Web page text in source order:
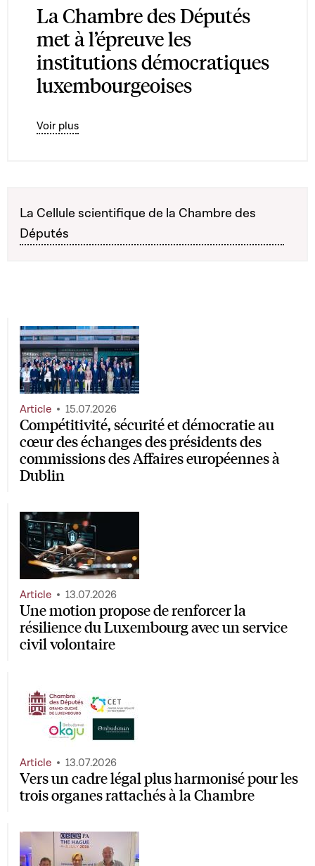
La Chambre des Députés
met à l’épreuve les
institutions démocratiques
luxembourgeoises
Voir plus
La Cellule scientifique de la Chambre des
Députés
Compétitivité, sécurité et démocratie au
cœur des échanges des présidents des
commissions des Affaires européennes à
Dublin
Article 15.07.2026
Une motion propose de renforcer la
résilience du Luxembourg avec un service
civil volontaire
Article 13.07.2026
Vers un cadre légal plus harmonisé pour les
trois organes rattachés à la Chambre
Article 13.07.2026